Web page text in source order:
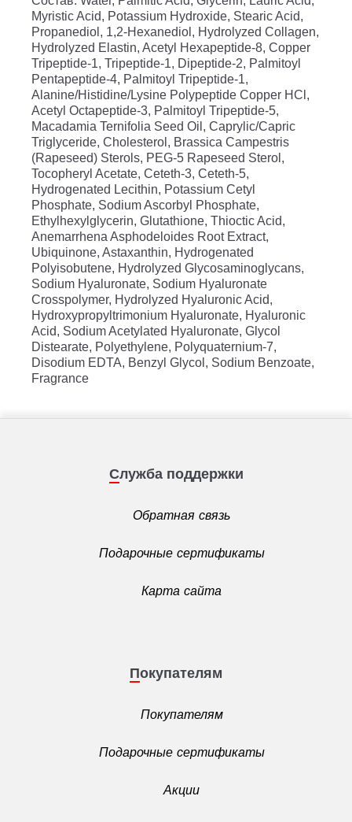
Myristic Acid, Potassium Hydroxide, Stearic Acid,
Propanediol, 1,2-Hexanediol, Hydrolyzed Collagen,
Hydrolyzed Elastin, Acetyl Hexapeptide-8, Copper
Tripeptide-1, Tripeptide-1, Dipeptide-2, Palmitoyl
Pentapeptide-4, Palmitoyl Tripeptide-1,
Alanine/Histidine/Lysine Polypeptide Copper HCl,
Acetyl Octapeptide-3, Palmitoyl Tripeptide-5,
Macadamia Ternifolia Seed Oil, Caprylic/Capric
Triglyceride, Cholesterol, Brassica Campestris
(Rapeseed) Sterols, PEG-5 Rapeseed Sterol,
Tocopheryl Acetate, Ceteth-3, Ceteth-5,
Hydrogenated Lecithin, Potassium Cetyl
Phosphate, Sodium Ascorbyl Phosphate,
Ethylhexylglycerin, Glutathione, Thioctic Acid,
Anemarrhena Asphodeloides Root Extract,
Ubiquinone, Astaxanthin, Hydrogenated
Polyisobutene, Hydrolyzed Glycosaminoglycans,
Sodium Hyaluronate, Sodium Hyaluronate
Crosspolymer, Hydrolyzed Hyaluronic Acid,
Hydroxypropyltrimonium Hyaluronate, Hyaluronic
Acid, Sodium Acetylated Hyaluronate, Glycol
Distearate, Polyethylene, Polyquaternium-7,
Disodium EDTA, Benzyl Glycol, Sodium Benzoate,
Fragrance
Служба поддержки
Обратная связь
Подарочные сертификаты
Карта сайта
Покупателям
Покупателям
Подарочные сертификаты
Акции